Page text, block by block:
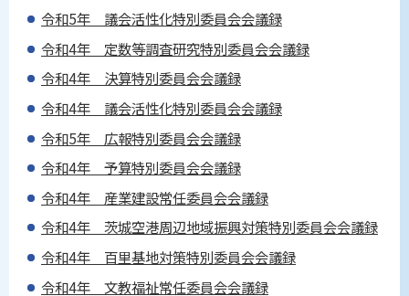
令和5年 議会活性化特別委員会会議録
令和4年 定数等調査研究特別委員会会議録
令和4年 決算特別委員会会議録
令和4年 議会活性化特別委員会会議録
令和5年 広報特別委員会会議録
令和4年 予算特別委員会会議録
令和4年 産業建設常任委員会会議録
令和4年 茨城空港周辺地域振興対策特別委員会会議録
令和4年 百里基地対策特別委員会会議録
令和4年 文教福祉常任委員会会議録